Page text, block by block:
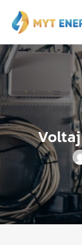
Voltaj